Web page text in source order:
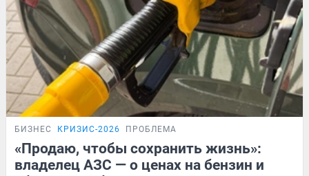
БИЗНЕС КРИЗИС-2026 ПРОБЛЕМА
«Продаю, чтобы сохранить жизнь»:
владелец АЗС — о ценах на бензин и